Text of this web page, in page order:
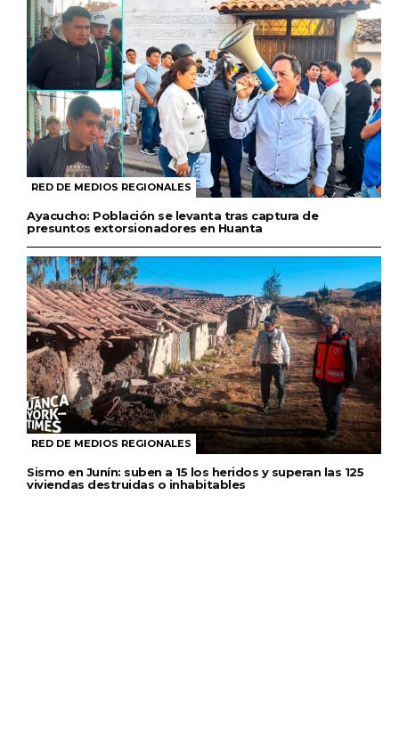
RED DE MEDIOS REGIONALES
Ayacucho: Población se levanta tras captura de
presuntos extorsionadores en Huanta
RED DE MEDIOS REGIONALES
Sismo en Junín: suben a 15 los heridos y superan las 125
viviendas destruidas o inhabitables